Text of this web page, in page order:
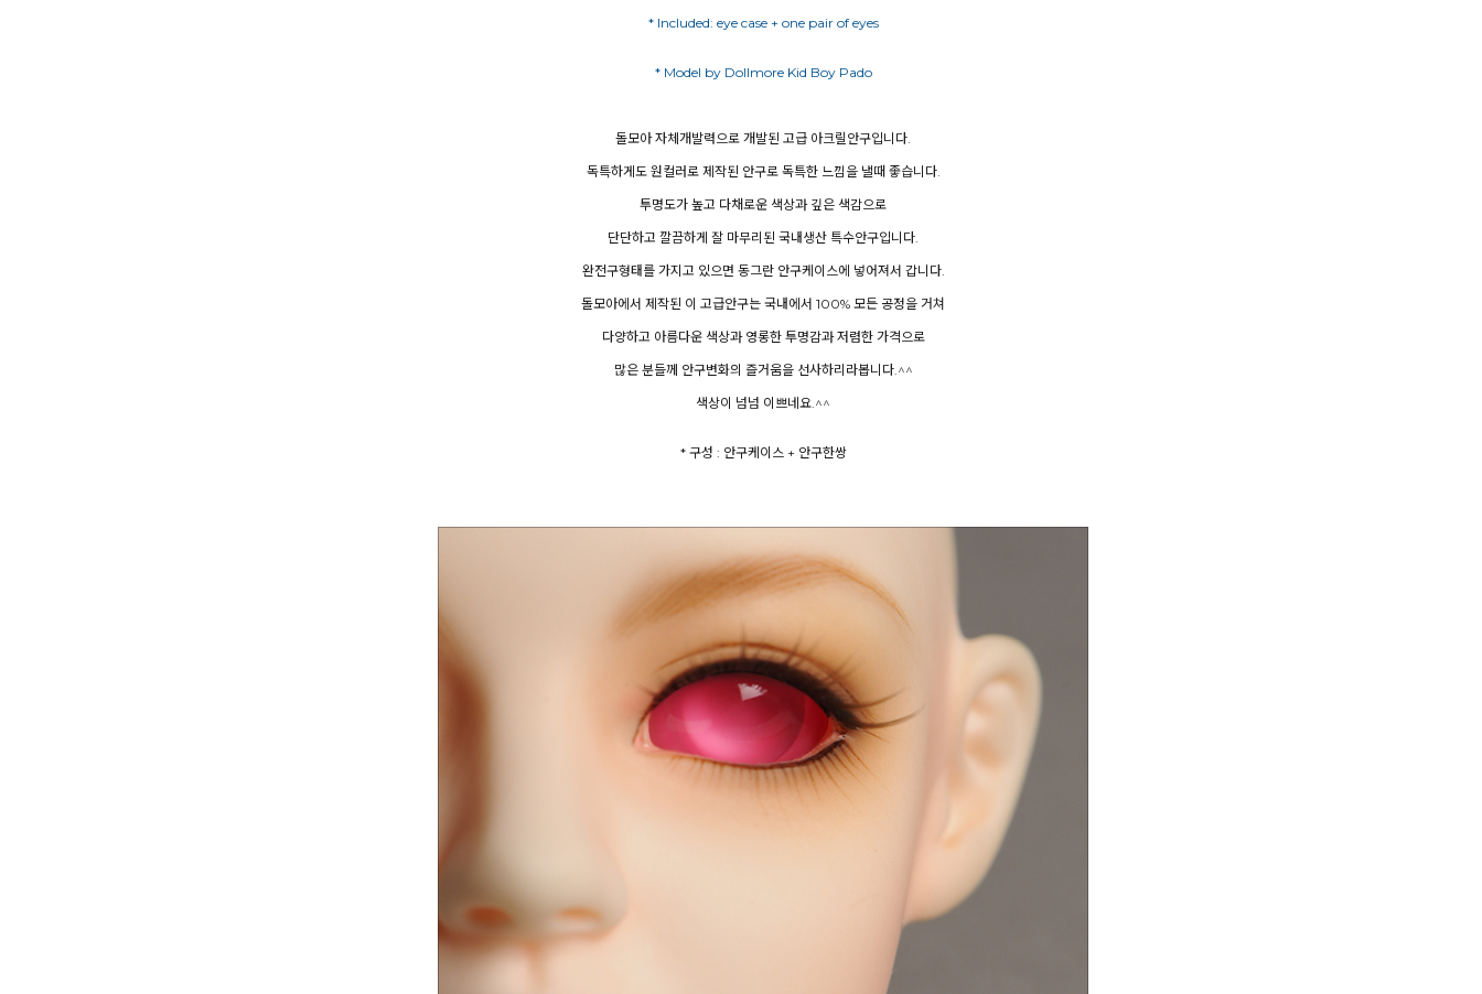
* Included: eye case + one pair of eyes
* Model by Dollmore Kid Boy Pado
돌모아 자체개발력으로 개발된 고급 아크릴안구입니다.
독특하게도 원컬러로 제작된 안구로 독특한 느낌을 낼때 좋습니다.
투명도가 높고 다채로운 색상과 깊은 색감으로
단단하고 깔끔하게 잘 마무리된 국내생산 특수안구입니다.
완전구형태를 가지고 있으면 동그란 안구케이스에 넣어져서 갑니다.
돌모아에서 제작된 이 고급안구는 국내에서 100% 모든 공정을 거쳐
다양하고 아름다운 색상과 영롱한 투명감과 저렴한 가격으로
많은 분들께 안구변화의 즐거움을 선사하리라봅니다.^^
색상이 넘넘 이쁘네요.^^
* 구성 : 안구케이스 + 안구한쌍